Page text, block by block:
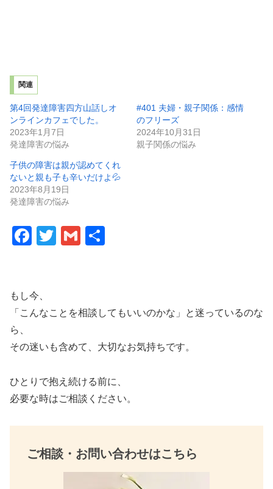
関連
第4回発達障害四方山話しオ
ンラインカフェでした。
2023年1月7日
発達障害の悩み
#401 夫婦・親子関係：感情
のフリーズ
2024年10月31日
親子関係の悩み
子供の障害は親が認めてくれ
ないと親も子も辛いだけよ💦
2023年8月19日
発達障害の悩み
F
e
b
o
k
T
G
もし今、
「こんなことを相談してもいいのかな」と迷っているのな
ら、
その迷いも含めて、大切なお気持ちです。
ひとりで抱え続ける前に、
必要な時はご相談ください。
ご相談・お問い合わせはこちら